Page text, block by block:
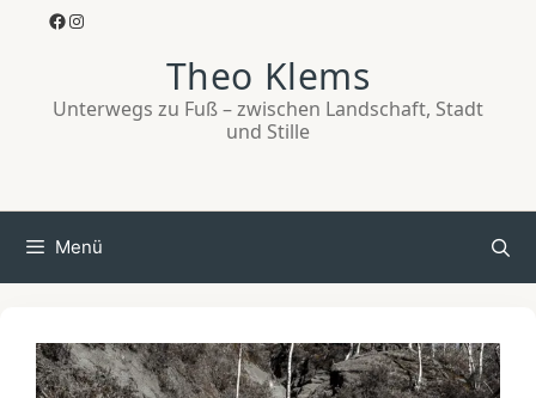
Facebook
Instagram
Theo Klems
Unterwegs zu Fuß – zwischen Landschaft, Stadt
und Stille
Menü